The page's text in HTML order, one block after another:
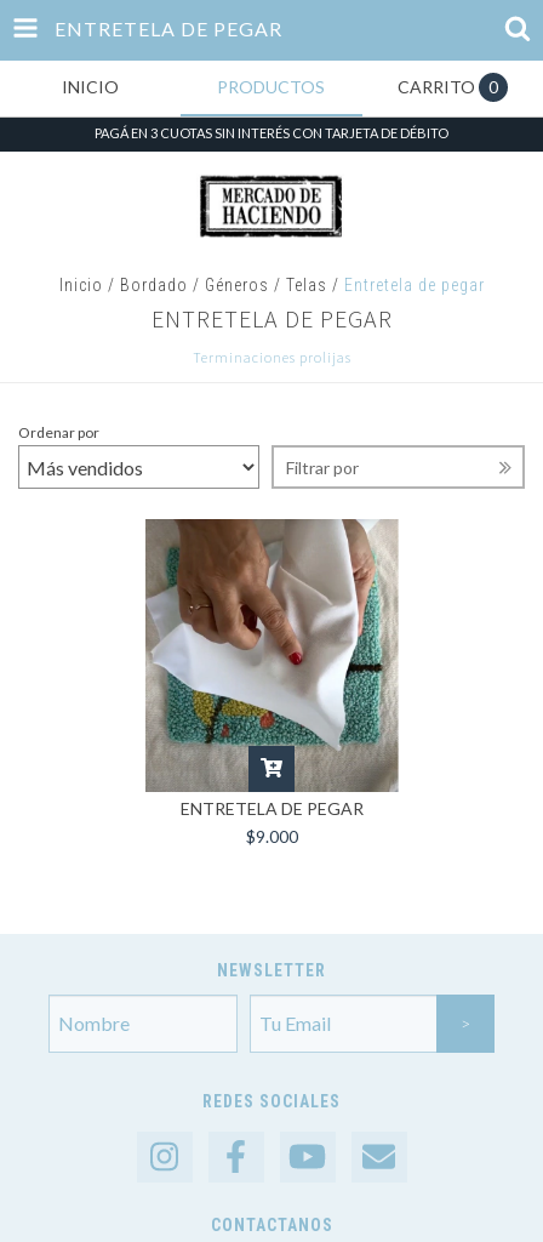
ENTRETELA DE PEGAR
INICIO PRODUCTOS CARRITO 0
PAGÁ EN 3 CUOTAS SIN INTERÉS CON TARJETA DE DÉBITO
Inicio / Bordado / Géneros / Telas / Entretela de pegar
ENTRETELA DE PEGAR
Terminaciones prolijas
Ordenar por
Filtrar por
ENTRETELA DE PEGAR
$9.000
NEWSLETTER
REDES SOCIALES
CONTACTANOS